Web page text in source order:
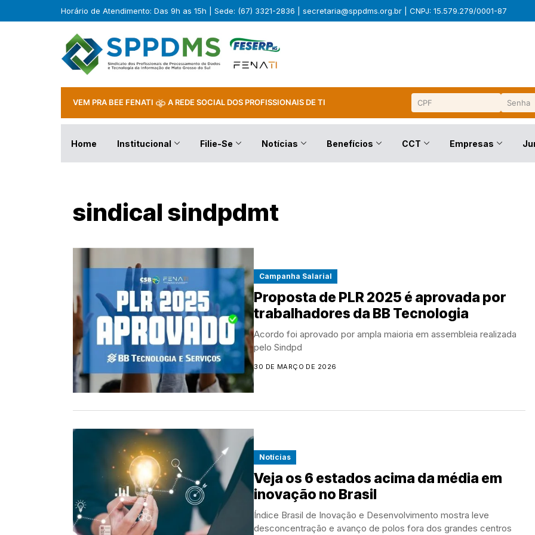
Horário de Atendimento: Das 9h as 15h | Sede: (67) 3321-2836 | secretaria@sppdms.org.br | CNPJ: 15.579.279/0001-87
VEM PRA BEE FENATI A REDE SOCIAL DOS PROFISSIONAIS DE TI
Home Institucional Filie-Se Notícias Benefícios CCT Empresas
sindical sindpdmt
Campanha Salarial
Proposta de PLR 2025 é aprovada por
trabalhadores da BB Tecnologia
Acordo foi aprovado por ampla maioria em assembleia realizada
pelo Sindpd
30 DE MARÇO DE 2026
Notícias
Veja os 6 estados acima da média em
inovação no Brasil
Índice Brasil de Inovação e Desenvolvimento mostra leve
desconcentração e avanço de polos fora dos grandes centros